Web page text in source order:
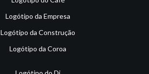
Logótipo da Empresa
Logótipo da Construção
Logótipo da Coroa